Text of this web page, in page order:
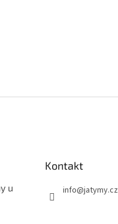
u
Kontakt
info@jatymy.cz